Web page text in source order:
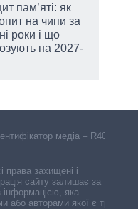
пам’яті: як
на чипи за
роки і що
на 2027-
медіа – R40-
права захищені і
сайту залишає за
яка
або авторами якої є треті